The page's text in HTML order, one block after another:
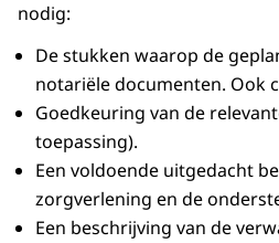
nodig:
De stukken waarop de
notariële documenten. Ook
Goedkeuring van de
toepassing).
Een voldoende uitgedacht
zorgverlening en de
Een beschrijving van de